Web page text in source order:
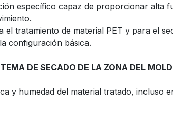
específico capaz de proporcionar alta
tratamiento de material PET y para el
configuración básica.
DE SECADO DE LA ZONA DEL
y humedad del material tratado, incluso